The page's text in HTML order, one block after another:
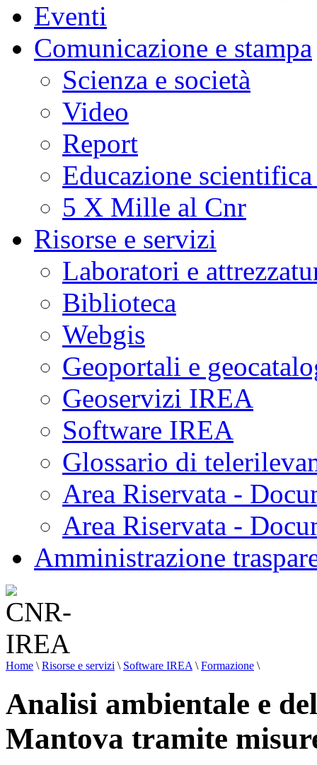
Eventi
Comunicazione e stampa
Scienza e società
Video
Report
Educazione
5 X Mille al Cnr
Risorse e servizi
Laboratori e
Biblioteca
Webgis
Geoportali e
Geoservizi IREA
Software IREA
Glossario di
Area Riservata -
Area Riservata -
Amministrazione
Home \ Risorse e servizi \ Software IREA \ Formazione \
Analisi ambientale e
Mantova tramite